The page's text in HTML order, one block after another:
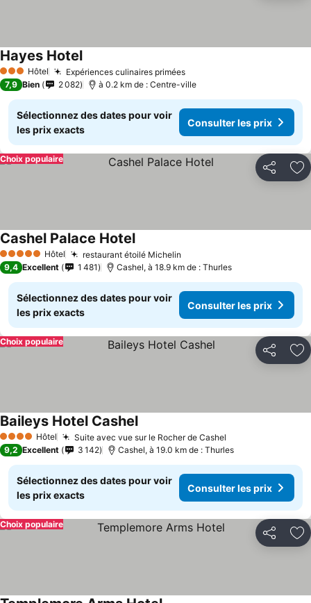
3 ÉtoilesHôtel Expériences culinaires priméesConsulter les prix
Hayes HotelConsulter les prix
7,9 Bien 2 082 à 0.2 km de : Centre-ville
Sélectionnez des dates pour voir
les prix exacts
Consulter les prix
Partager
Choix populaire
5 Étoiles Hôtel restaurant étoilé Michelin
Cashel Palace HotelConsulter les prix
9,4 Excellent 1 481 Cashel, à 18.9 km de : Thurles
Sélectionnez des dates pour voir
les prix exacts
Consulter les prix
Partager
Choix populaire
4 Étoiles Hôtel Suite avec vue sur le Rocher de Cashel
Baileys Hotel CashelConsulter les prix
9,2 Excellent 3 142 Cashel, à 19.0 km de : Thurles
Sélectionnez des dates pour voir
les prix exacts
Consulter les prix
Partager
Choix populaire